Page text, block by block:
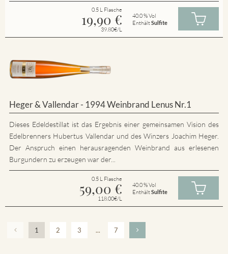
0.5 L Flasche
19,90 €
39.80€/L
40.0 % Vol
EnthältSulfite
Heger & Vallendar - 1994 Weinbrand Lenus Nr.1
Dieses Edeldestillat ist das Ergebnis einer gemeinsamen Vision des
Edelbrenners Hubertus Vallendar und des Winzers Joachim Heger.
Der Anspruch einen herausragenden Weinbrand aus erlesenen
Burgundern zu erzeugen war der...
0.5 L Flasche
59,00 €
118.00€/L
40.0 % Vol
EnthältSulfite
1 2 3 ... 7